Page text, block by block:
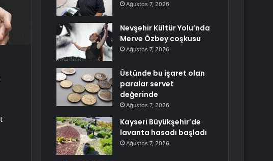
Ağustos 7, 2026
Nevşehir Kültür Yolu’nda
Merve Özbey coşkusu
Ağustos 7, 2026
Üstünde bu işaret olan
paralar servet
değerinde
Ağustos 7, 2026
Kayseri Büyükşehir’de
lavanta hasadı başladı
Ağustos 7, 2026